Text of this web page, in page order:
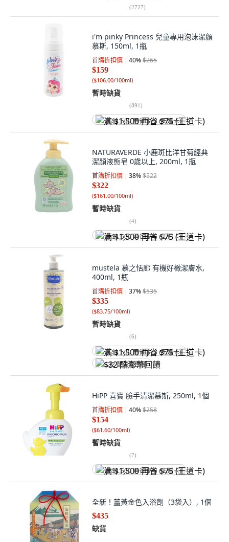
(2727)
i'm pinky Princess 兒童專用泡沫潔顏
慕斯, 150ml, 1瓶
首購折扣價 40%$265
$159
($106.00/100ml)
暫時缺貨
(891)
满 $1,500 再省 $75 (王道卡)
NATURAVERDE 小鹿斑比洋甘菊經典
潔顏液態皂 0歲以上, 200ml, 1瓶
首購折扣價 38%$522
$322
($161.00/100ml)
暫時缺貨
(4)
满 $1,500 再省 $75 (王道卡)
mustela 慕之恬廊 有機好橄潔膚水,
400ml, 1瓶
首購折扣價 37%$535
$335
($83.75/100ml)
暫時缺貨
(6)
满 $1,500 再省 $75 (王道卡)
$32 酷澎幣回饋
HiPP 喜寶 臉手清潔慕斯, 250ml, 1個
首購折扣價 40%$258
$154
($61.60/100ml)
暫時缺貨
(7)
满 $1,500 再省 $75 (王道卡)
全新！薑黃金色入浴劑（3袋入）, 1個
$435
缺貨